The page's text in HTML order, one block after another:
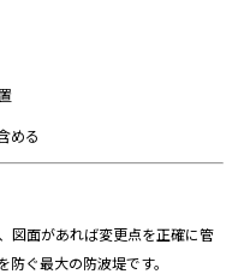
める
図面があれば変更点を正確に管
防ぐ最大の防波堤です。